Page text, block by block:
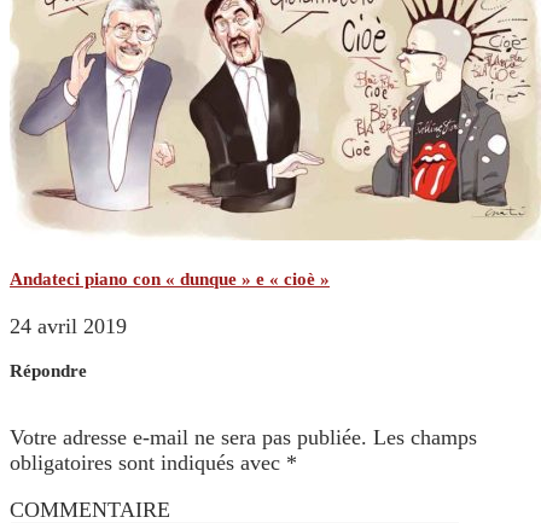
Andateci piano con « dunque » e « cioè »
24 avril 2019
Répondre
Votre adresse e-mail ne sera pas publiée. Les champs
obligatoires sont indiqués avec *
COMMENTAIRE